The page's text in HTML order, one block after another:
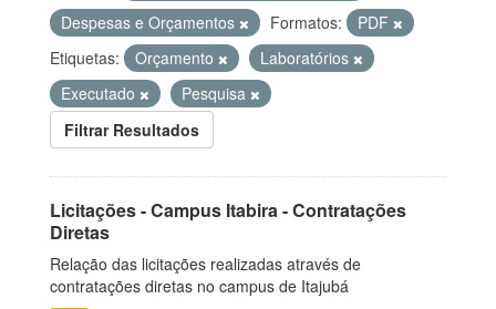
Despesas e Orçamentos
Formatos:
PDF
Etiquetas:
Orçamento
Laboratórios
Executado
Pesquisa
Filtrar Resultados
Licitações - Campus Itabira - Contratações
Diretas
Relação das licitações realizadas através de
contratações diretas no campus de Itajubá